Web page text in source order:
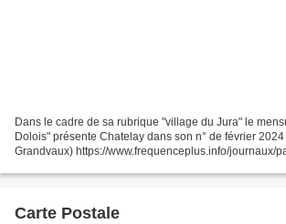
Dans le cadre de sa rubrique "village du Jura" le
Dolois" présente Chatelay dans son n° de février
Grandvaux) https://www.frequenceplus.info/journaux/
Carte Postale